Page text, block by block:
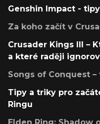
Genshin Impact -
Za koho začít v
Crusader Kings III –
a které raději
Songs of Conquest
Tipy a triky pro
Ringu